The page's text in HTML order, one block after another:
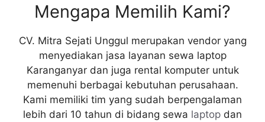
Mengapa Memilih Kami?
CV. Mitra Sejati Unggul merupakan vendor yang
menyediakan jasa layanan sewa laptop
Karanganyar dan juga rental komputer untuk
memenuhi berbagai kebutuhan perusahaan.
Kami memiliki tim yang sudah berpengalaman
lebih dari 10 tahun di bidang sewa laptop dan